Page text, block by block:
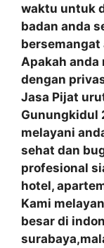
waktu untuk
badan anda
Apakah
dengan
Jasa Pijat
Gunungkidul
melayani
sehat dan
profesional
hotel,
Kami
besar di